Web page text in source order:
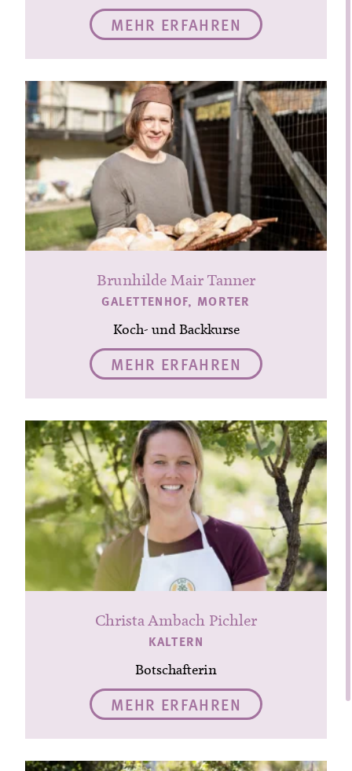
MEHR ERFAHREN
Brunhilde Mair Tanner
GALETTENHOF, MORTER
Koch- und Backkurse
MEHR ERFAHREN
Christa Ambach Pichler
KALTERN
Botschafterin
MEHR ERFAHREN